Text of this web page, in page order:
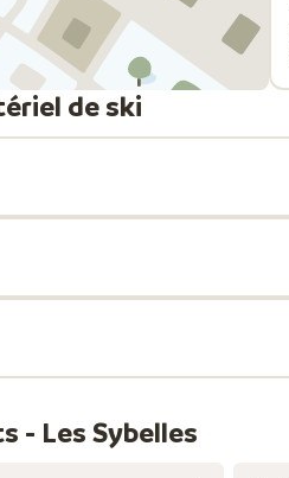
de ski
- Les Sybelles